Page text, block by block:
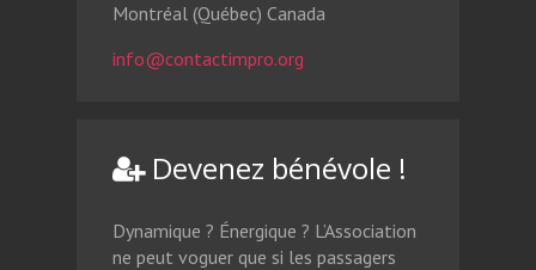
Montréal (Québec) Canada
info@contactimpro.org
Devenez bénévole !
Dynamique ? Énergique ? L’Association
ne peut voguer que si les passagers